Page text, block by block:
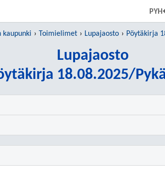
Toimielimet Lupajaosto Pöytäkirja
Lupajaosto
18.08.2025/